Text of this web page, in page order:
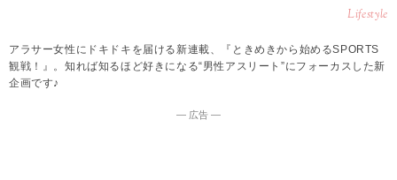
Lifestyle
アラサー女性にドキドキを届ける新連載、『ときめきから始めるSPORTS
観戦！』。知れば知るほど好きになる“男性アスリート”にフォーカスした新
企画です♪
― 広告 ―